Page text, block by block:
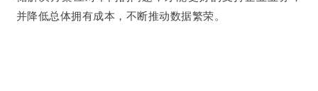
并降低总体拥有成本，不断推动数据繁荣。